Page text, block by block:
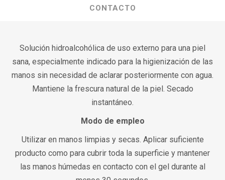
CONTACTO
Solución hidroalcohólica de uso externo para una piel
sana, especialmente indicado para la higienización de las
manos sin necesidad de aclarar posteriormente con agua.
Mantiene la frescura natural de la piel. Secado
instantáneo.
Modo de empleo
Utilizar en manos limpias y secas. Aplicar suficiente
producto como para cubrir toda la superficie y mantener
las manos húmedas en contacto con el gel durante al